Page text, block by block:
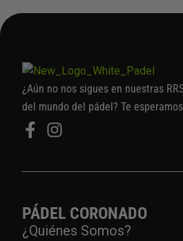
¿Aún no nos sigues en nuestras
del mundo del pádel? Te
PÁDEL CORONADO
¿Quiénes Somos?